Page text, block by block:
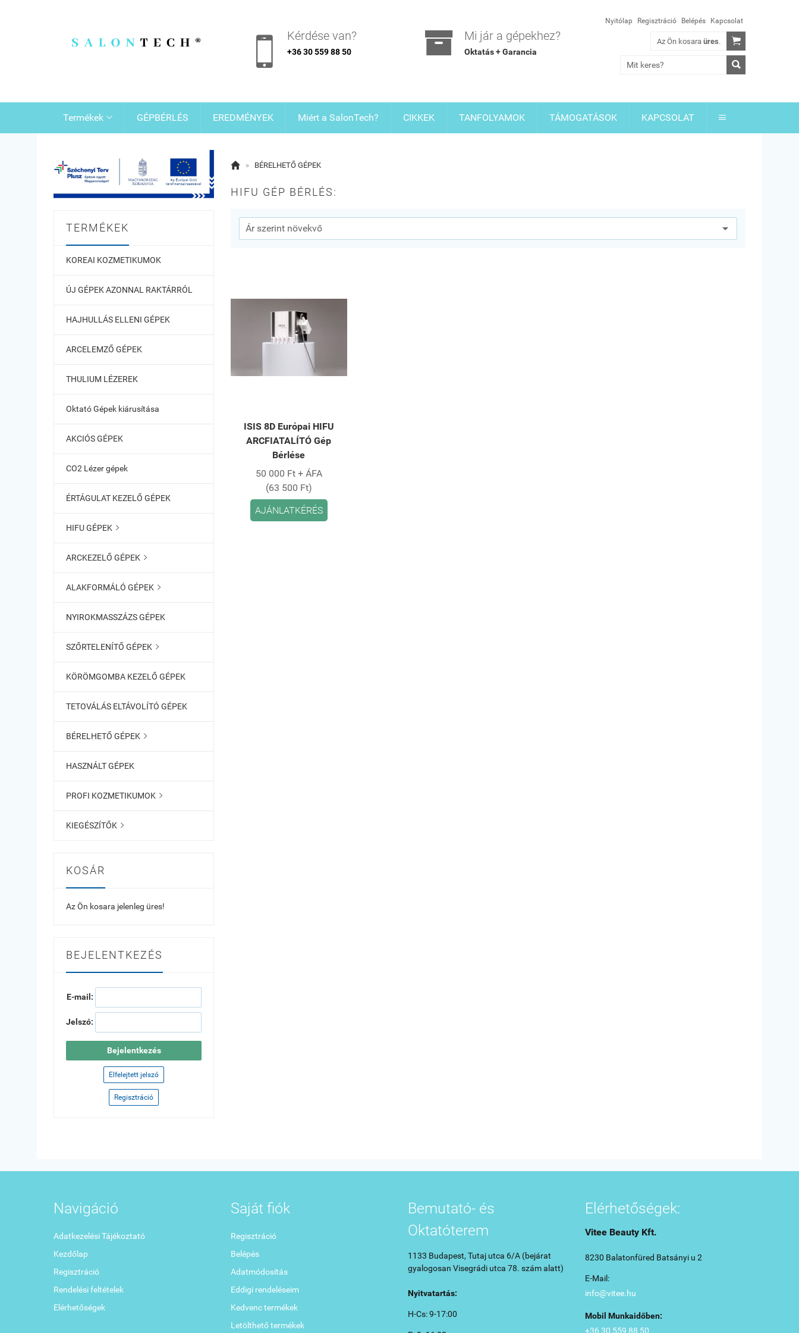
 Kérdése van?
+36 30 559 88 50  Mi jár a gépekhez?
Oktatás + Garancia
Nyitólap Regisztráció Belépés Kapcsolat
Az Ön kosara üres.


Termékek  GÉPBÉRLÉS EREDMÉNYEK Miért a SalonTech? CIKKEK TANFOLYAMOK TÁMOGATÁSOK KAPCSOLAT 
TERMÉKEK
KOREAI KOZMETIKUMOK
ÚJ GÉPEK AZONNAL RAKTÁRRÓL
HAJHULLÁS ELLENI GÉPEK
ARCELEMZŐ GÉPEK
THULIUM LÉZEREK
Oktató Gépek kiárusítása
AKCIÓS GÉPEK
CO2 Lézer gépek
ÉRTÁGULAT KEZELŐ GÉPEK
HIFU GÉPEK 
ARCKEZELŐ GÉPEK 
ALAKFORMÁLÓ GÉPEK 
NYIROKMASSZÁZS GÉPEK
SZŐRTELENÍTŐ GÉPEK 
KÖRÖMGOMBA KEZELŐ GÉPEK
TETOVÁLÁS ELTÁVOLÍTÓ GÉPEK
BÉRELHETŐ GÉPEK 
HASZNÁLT GÉPEK
PROFI KOZMETIKUMOK 
KIEGÉSZÍTŐK 
KOSÁR
Az Ön kosara jelenleg üres!
BEJELENTKEZÉS
E-mail:
Jelszó:
Bejelentkezés
Elfelejtett jelszó
Regisztráció
 » BÉRELHETŐ GÉPEK
HIFU GÉP BÉRLÉS:
ISIS 8D Európai HIFU
ARCFIATALÍTÓ Gép
Bérlése
50 000 Ft + ÁFA
(63 500 Ft)
AJÁNLATKÉRÉS
Navigáció
Adatkezelési Tájékoztató
Kezdőlap
Regisztráció
Rendelési feltételek
Elérhetőségek
Saját fiók
Regisztráció
Belépés
Adatmódosítás
Eddigi rendeléseim
Kedvenc termékek
Letölthető termékek
Bemutató- és
Oktatóterem
1133 Budapest, Tutaj utca 6/A (bejárat
gyalogosan Visegrádi utca 78. szám alatt)
Nyitvatartás:
H-Cs: 9-17:00
Elérhetőségek:
Vitee Beauty Kft.
8230 Balatonfüred Batsányi u 2
E-Mail:
info@vitee.hu
Mobil Munkaidőben:
+36 30 559 88 50